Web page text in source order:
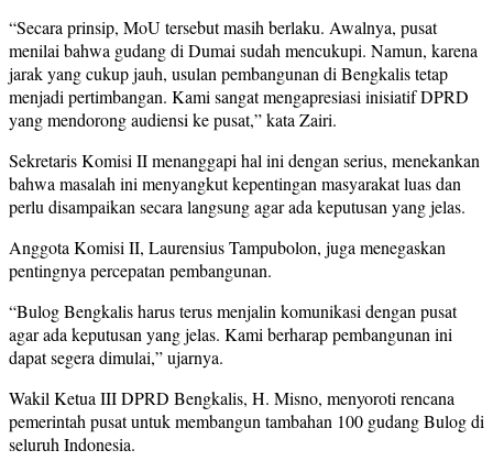
“Secara prinsip, MoU tersebut masih berlaku. Awalnya, pusat
menilai bahwa gudang di Dumai sudah mencukupi. Namun, karena
jarak yang cukup jauh, usulan pembangunan di Bengkalis tetap
menjadi pertimbangan. Kami sangat mengapresiasi inisiatif DPRD
yang mendorong audiensi ke pusat,” kata Zairi.
Sekretaris Komisi II menanggapi hal ini dengan serius, menekankan
bahwa masalah ini menyangkut kepentingan masyarakat luas dan
perlu disampaikan secara langsung agar ada keputusan yang jelas.
Anggota Komisi II, Laurensius Tampubolon, juga menegaskan
pentingnya percepatan pembangunan.
“Bulog Bengkalis harus terus menjalin komunikasi dengan pusat
agar ada keputusan yang jelas. Kami berharap pembangunan ini
dapat segera dimulai,” ujarnya.
Wakil Ketua III DPRD Bengkalis, H. Misno, menyoroti rencana
pemerintah pusat untuk membangun tambahan 100 gudang Bulog di
seluruh Indonesia.